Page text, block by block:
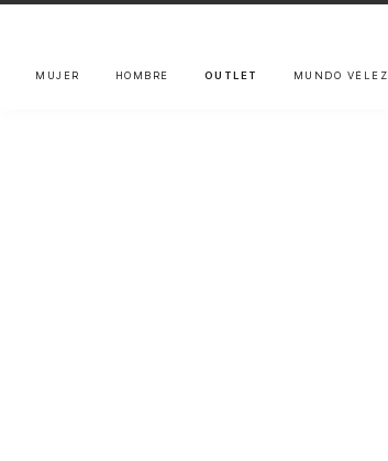
MUJER HOMBRE OUTLET MUNDO VÉLEZ